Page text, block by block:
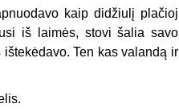
kaip didžiulį plačioj
iš laimės, stovi šalia savo
Ten kas valandą ir